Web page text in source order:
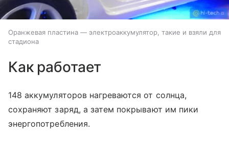
Оранжевая пластина — электроаккумулятор, такие и взяли для
стадиона
Как работает
148 аккумуляторов нагреваются от солнца,
сохраняют заряд, а затем покрывают им пики
энергопотребления.